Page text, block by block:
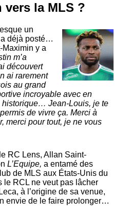
vers la MLS ?
un
a déjà posté…
Maximin y a
m’a
découvert
ai rarement
au grand
incroyable avec en
historique… Jean-Louis, je te
de vivre ça. Merci à
merci pour tout, je ne vous
RC Lens, Allan Saint-
L’Equipe, a entamé des
de MLS aux États-Unis du
le RCL ne veut pas lâcher
à l’origine de sa venue,
envie de le faire prolonger…